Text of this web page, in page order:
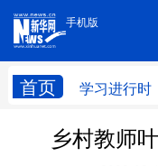
手机版
首页 学习进行时
手机版
学习进行时 高
乡村教师